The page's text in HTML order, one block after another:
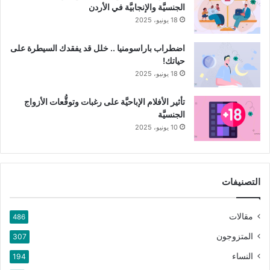
الجنسيَّة والإنجابيَّة في الأردن
18 يونيو، 2025
اضطراب باراسومنيا .. خلل قد يفقدك السيطرة على
حياتك!
18 يونيو، 2025
تأثير الأفلام الإباحيَّة على رغبات وتوقُّعات الأزواج
الجنسيَّة
10 يونيو، 2025
التصنيفات
مقالات 486
المتزوجون 307
النساء 194